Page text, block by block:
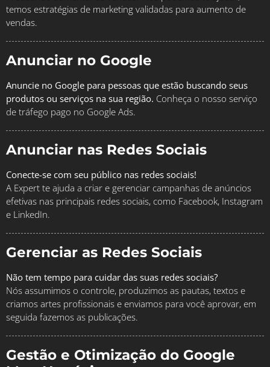
temos estratégias de marketing validadas para aumento de
vendas.
Anunciar no Google
Anuncie no Google para pessoas que estão buscando seus
produtos ou serviços na sua região. Conheça o nosso serviço
de tráfego pago no Google Ads.
Anunciar nas Redes Sociais
Conecte-se com seu público nas redes sociais!
A Expert te ajuda a criar e gerenciar campanhas de anúncios
efetivas nas principais redes sociais, como Facebook, Instagram
e LinkedIn.
Gerenciar as Redes Sociais
Não tem tempo para cuidar das suas redes sociais?
Nós assumimos o controle, produzimos as pautas, textos e
criamos artes profissionais e enviamos para você aprovar, em
seguida fazemos as publicações.
Gestão e Otimização do Google